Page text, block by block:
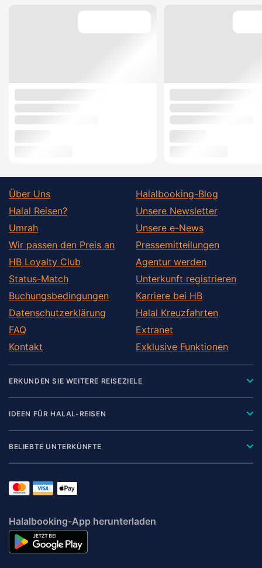
Über Uns
Halal Reisen?
Umrah
Wir passen den Preis an
HB Loyalty Club
Status-Match
Buchungsbedingungen
Datenschutzerklärung
FAQ
Kontakt
Halalbooking-Blog
Unsere Newsletter
Unsere e-News
Pressemitteilungen
Agentur werden
Unterkunft registrieren
Karriere bei HB
Halal Kreuzfahrten
Extranet
Exklusive Funktionen
ERKUNDEN SIE WEITERE REISEZIELE
IDEEN FÜR HALAL-REISEN
BELIEBTE UNTERKÜNFTE
Halalbooking-App herunterladen